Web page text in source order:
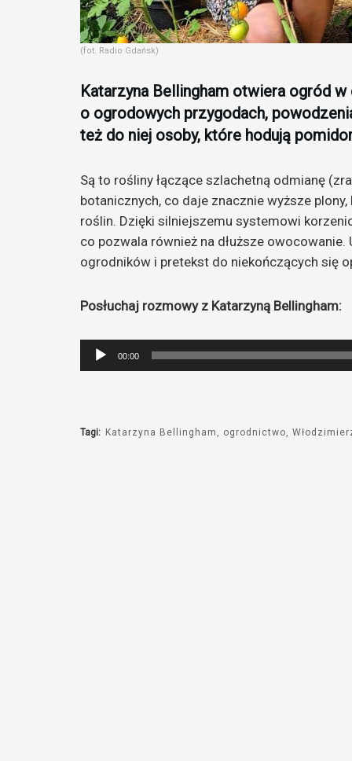
(fot. Radio Gdańsk)
Katarzyna Bellingham otwiera ogród
o ogrodowych przygodach,
też do niej osoby, które hodują
Są to rośliny łączące szlachetną odmianę
botanicznych, co daje znacznie wyższe
roślin. Dzięki silniejszemu systemowi
co pozwala również na dłuższe
ogrodników i pretekst do niekończących się
Posłuchaj rozmowy z Katarzyną Bellingham:
Odtwarzacz
plików
00:00
Tagi: Katarzyna Bellingham ogrodnictwo